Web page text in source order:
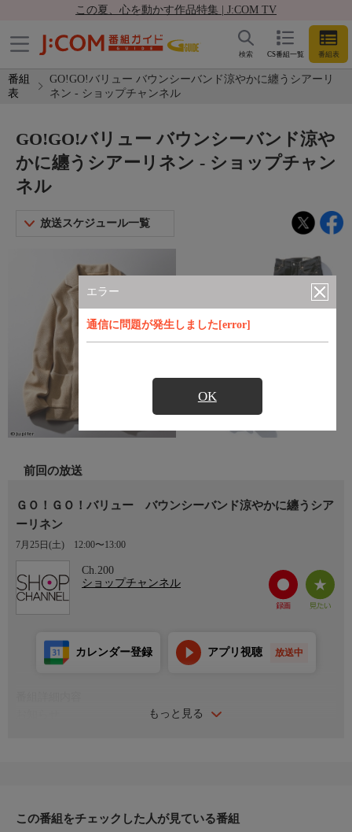
この夏、心を動かす作品特集 | J:COM TV
CS番組一覧 番組表
検索
番組
表
GO!GO!バリュー バウンシーバンド涼やかに纏うシアーリ
ネン - ショップチャンネル
エラー
通信に問題が発生しました[error]
OK
GO!GO!バリュー バウンシーバンド涼や
かに纏うシアーリネン - ショップチャン
ネル
放送スケジュール一覧
前回の放送
ＧＯ！ＧＯ！バリュー バウンシーバンド涼やかに纏うシア
ーリネン
7月25日(土) 12:00〜13:00
Ch.200
ショップチャンネル
もっと見る
カレンダー登録 アプリ視聴 放送中
＊ライブ放送につき、番組および商品内容に変更が生じる場合も
この番組をチェックした人が見ている番組